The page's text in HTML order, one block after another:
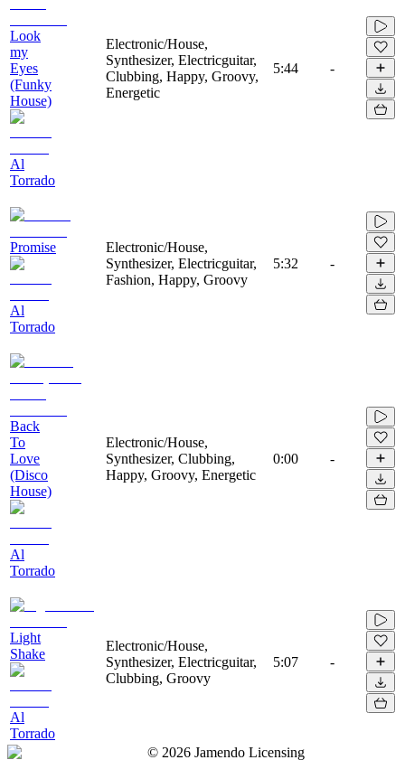
Look
my
Eyes
(Funky
House)
Al
Torrado
Electronic/House,
Synthesizer, Electricguitar,
Clubbing, Happy, Groovy,
Energetic
5:44 -
Promise
Al
Torrado
Electronic/House,
Synthesizer, Electricguitar,
Fashion, Happy, Groovy
5:32 -
Back
To
Love
(Disco
House)
Al
Torrado
Electronic/House,
Synthesizer, Clubbing,
Happy, Groovy, Energetic
0:00 -
Light
Shake
Al
Torrado
Electronic/House,
Synthesizer, Electricguitar,
Clubbing, Groovy
5:07 -
© 2026 Jamendo Licensing